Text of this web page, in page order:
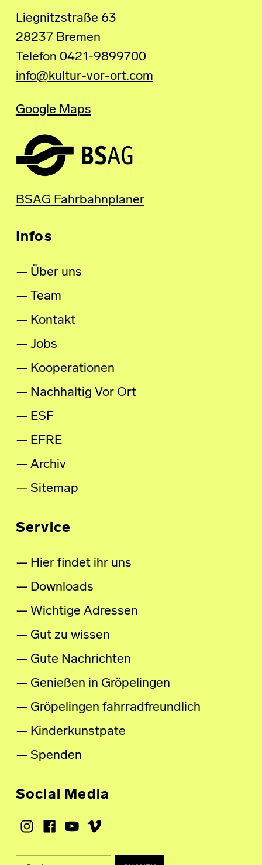
Liegnitzstraße 63
28237 Bremen
Telefon 0421-9899700
info@kultur-vor-ort.com
Google Maps
BSAG Fahrbahnplaner
Infos
Über uns
Team
Kontakt
Jobs
Kooperationen
Nachhaltig Vor Ort
ESF
EFRE
Archiv
Sitemap
Service
Hier findet ihr uns
Downloads
Wichtige Adressen
Gut zu wissen
Gute Nachrichten
Genießen in Gröpelingen
Gröpelingen fahrradfreundlich
Kinderkunstpate
Spenden
Social Media
Instagram
Facebook
Youtube
Vimeo
Suche nach: